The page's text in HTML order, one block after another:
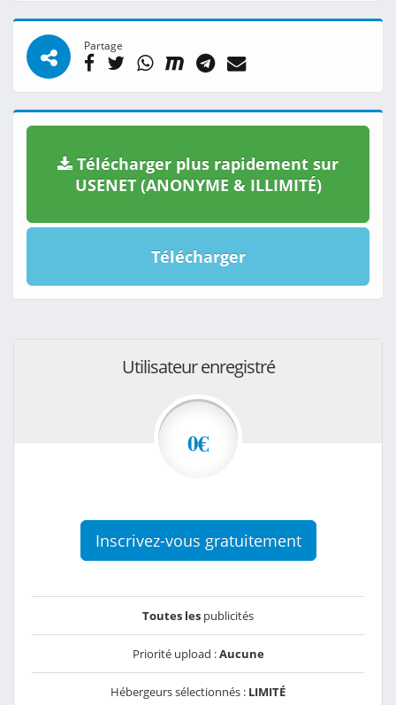
Partage
Télécharger plus rapidement sur
USENET (ANONYME & ILLIMITÉ)
Télécharger
Utilisateur enregistré
0€
Inscrivez-vous gratuitement
Toutes les publicités
Priorité upload :Aucune
Hébergeurs sélectionnés : LIMITÉ